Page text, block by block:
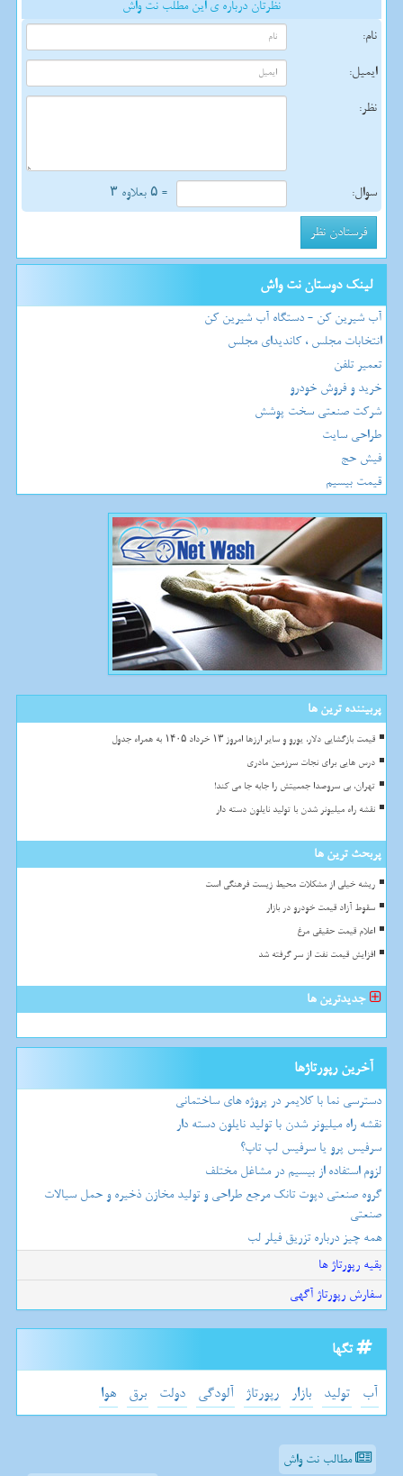
نظرتان درباره ی این مطلب نت واش
نام:
ایمیل:
نظر:
سوال: = ۵ بعلاوه ۳
لینک دوستان نت واش
آب شیرین کن - دستگاه آب شیرین کن
انتخابات مجلس ، کاندیدای مجلس
تعمیر تلفن
خرید و فروش خودرو
شرکت صنعتی سخت پوشش
طراحی سایت
فیش حج
قیمت بیسیم
پربیننده ترین ها
قیمت بازگشایی دلار، یورو و سایر ارزها امروز ۱۳ خرداد ۱۴۰۵ به همراه جدول
درس هایی برای نجات سرزمین مادری
تهران، بی سروصدا جمعیتش را جابه جا می کند!
نقشه راه میلیونر شدن با تولید نایلون دسته دار
پربحث ترین ها
ریشه خیلی از مشکلات محیط زیست فرهنگی است
سقوط آزاد قیمت خودرو در بازار
اعلام قیمت حقیقی مرغ
افزایش قیمت نفت از سر گرفته شد
جدیدترین ها
آخرین رپورتاژها
دسترسی نما با کلایمر در پروژه های ساختمانی
نقشه راه میلیونر شدن با تولید نایلون دسته دار
سرفیس پرو یا سرفیس لپ تاپ؟
لزوم استفاده از بیسیم در مشاغل مختلف
گروه صنعتی دپوت تانک مرجع طراحی و تولید مخازن ذخیره و حمل سیالات
صنعتی
همه چیز درباره تزریق فیلر لب
بقیه رپورتاژ ها
سفارش رپورتاژ آگهی
تگها
آب تولید بازار رپورتاژ آلودگی دولت برق هوا
مطالب نت واش